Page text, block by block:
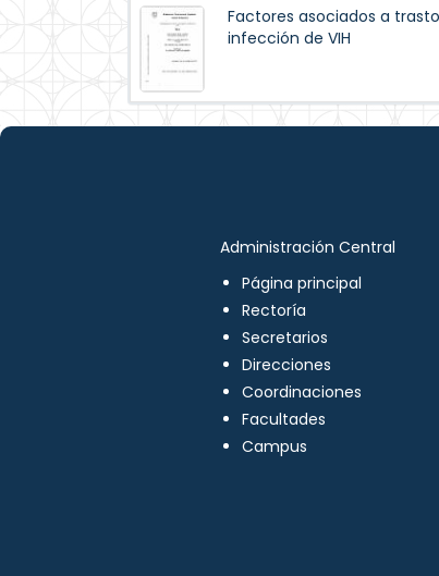
Factores asociados a
infección de VIH
Administración Central
Página principal
Rectoría
Secretarios
Direcciones
Coordinaciones
Facultades
Campus